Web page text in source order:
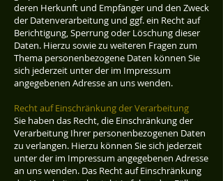
deren Herkunft und Empfänger und den Zweck
der Datenverarbeitung und ggf. ein Recht auf
Berichtigung, Sperrung oder Löschung dieser
Daten. Hierzu sowie zu weiteren Fragen zum
Thema personenbezogene Daten können Sie
sich jederzeit unter der im Impressum
angegebenen Adresse an uns wenden.
Recht auf Einschränkung der Verarbeitung
Sie haben das Recht, die Einschränkung der
Verarbeitung Ihrer personenbezogenen Daten
zu verlangen. Hierzu können Sie sich jederzeit
unter der im Impressum angegebenen Adresse
an uns wenden. Das Recht auf Einschränkung